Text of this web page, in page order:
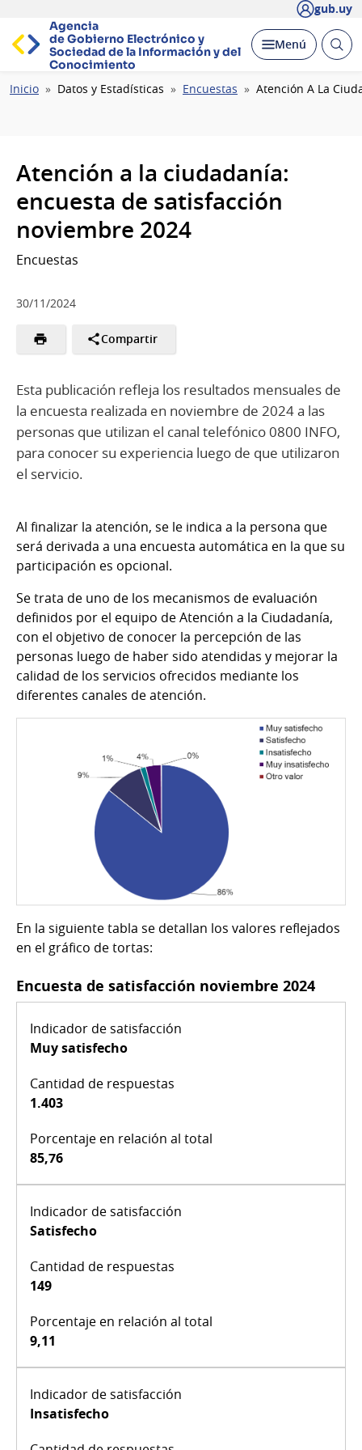
gub.uy
Agencia
de Gobierno Electrónico y
Sociedad de la Información y del
Conocimiento
Desplegar
Menú Abrir
Ruta
Inicio Datos y Estadísticas Encuestas Atención A La
Atención a la ciudadanía:
encuesta de satisfacción
noviembre 2024
Encuestas
30/11/2024
Compartir
Esta publicación refleja los resultados mensuales de
la encuesta realizada en noviembre de 2024 a las
personas que utilizan el canal telefónico 0800 INFO,
para conocer su experiencia luego de que utilizaron
el servicio.
Al finalizar la atención, se le indica a la persona que
será derivada a una encuesta automática en la que su
participación es opcional.
Se trata de uno de los mecanismos de evaluación
definidos por el equipo de Atención a la Ciudadanía,
con el objetivo de conocer la percepción de las
personas luego de haber sido atendidas y mejorar la
calidad de los servicios ofrecidos mediante los
diferentes canales de atención.
En la siguiente tabla se detallan los valores reflejados
en el gráfico de tortas:
Encuesta de satisfacción noviembre 2024
Muy satisfecho
1.403
85,76
Satisfecho
149
9,11
Insatisfecho